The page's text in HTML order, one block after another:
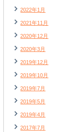
2022年1月
2021年11月
2020年12月
2020年3月
2019年12月
2019年10月
2019年7月
2019年5月
2019年4月
2017年7月